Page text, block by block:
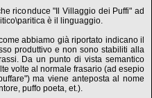
riconduce "Il Villaggio dei Puffi" ad
è il linguaggio.
abbiamo già riportato indicano il
produttivo e non sono stabiliti alla
Da un punto di vista semantico
volte al normale frasario (ad esepio
ma viene anteposta al nome
puffo poeta, et.).